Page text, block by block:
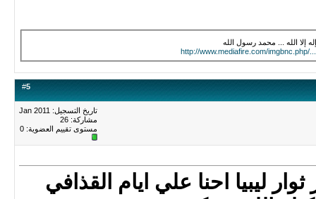
إله إلا الله ... محمد رسول الله
http://www.mediafire.com/imgbnc.php/
#5
تاريخ التسجيل: Jan 2011
مشاركة: 26
مستوى تقييم العضوية: 0
ليبيا احنا علي ايام القذافي